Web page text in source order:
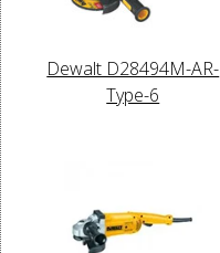
Dewalt D28494M-AR-
Type-6